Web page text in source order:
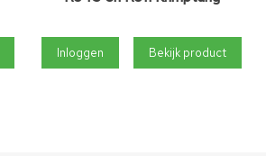
Inloggen Bekijk product